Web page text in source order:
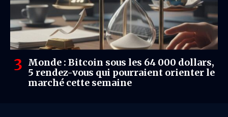
Monde : Bitcoin sous les 64 000 dollars,
5 rendez-vous qui pourraient orienter le
marché cette semaine